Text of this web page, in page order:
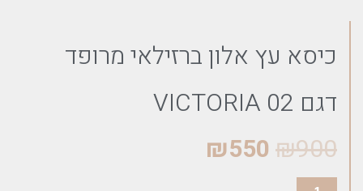
כיסא עץ אלון ברזילאי מרופד
דגם VICTORIA 02
₪900
₪550